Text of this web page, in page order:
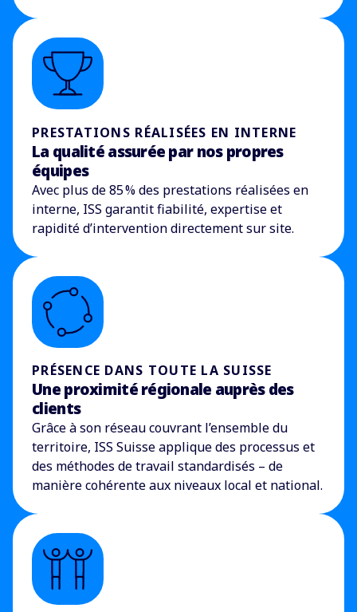
PRESTATIONS RÉALISÉES EN INTERNE
La qualité assurée par nos propres
équipes
Avec plus de 85% des prestations réalisées en
interne, ISS garantit fiabilité, expertise et
rapidité d’intervention directement sur site.
PRÉSENCE DANS TOUTE LA SUISSE
Une proximité régionale auprès des
clients
Grâce à son réseau couvrant l’ensemble du
territoire, ISS Suisse applique des processus et
des méthodes de travail standardisés – de
manière cohérente aux niveaux local et national.